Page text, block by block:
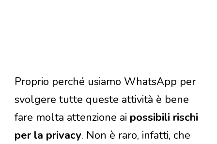
Proprio perché usiamo WhatsApp per
svolgere tutte queste attività è bene
fare molta attenzione ai possibili rischi
per la privacy. Non è raro, infatti, che